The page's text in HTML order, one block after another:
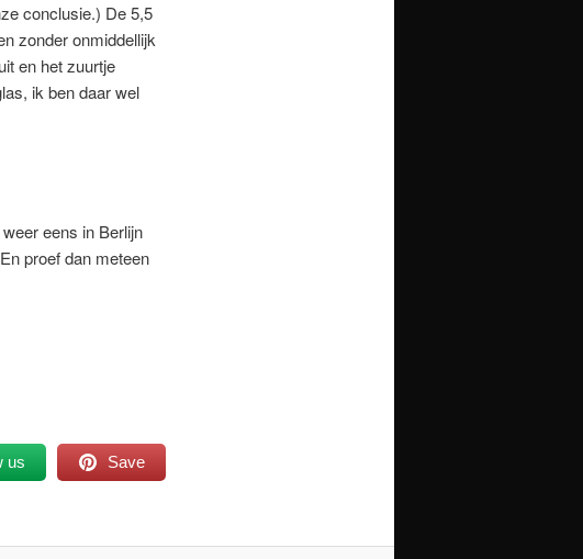
conclusie.) De 5,5
zonder onmiddellijk
en het zuurtje
ik ben daar wel
eens in Berlijn
proef dan meteen
us Save